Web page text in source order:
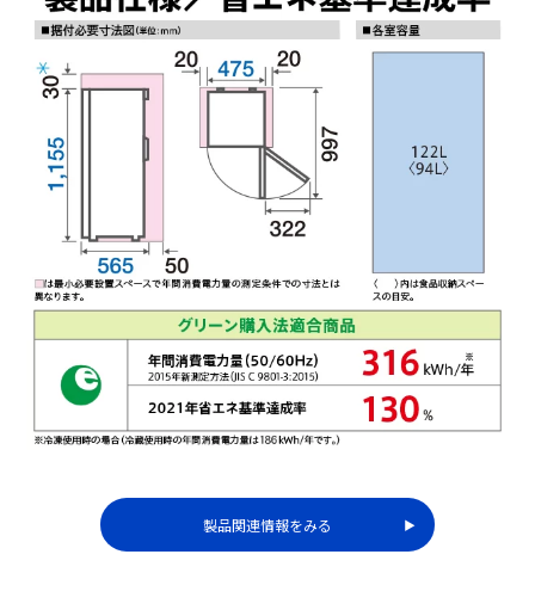
製品関連情報をみる ▶︎